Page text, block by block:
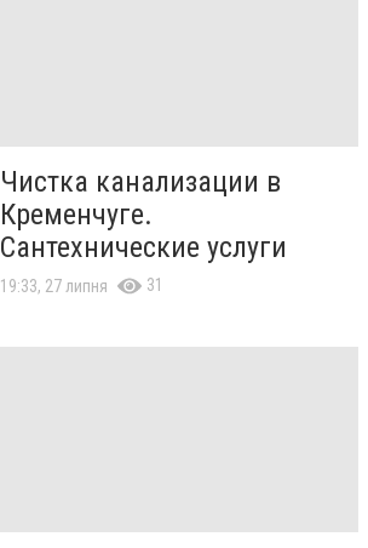
Чистка канализации в
Кременчуге.
Сантехнические услуги
19:33, 27 липня 31